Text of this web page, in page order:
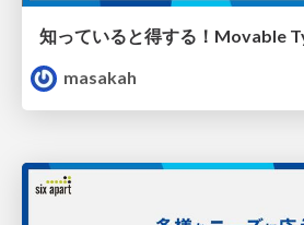
masakah